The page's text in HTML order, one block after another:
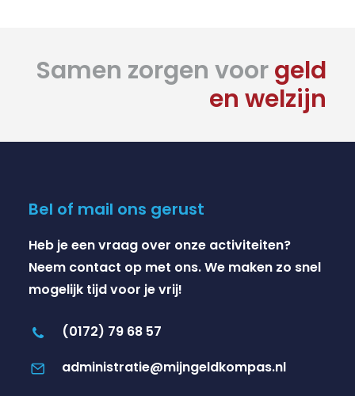
Samen zorgen voorgeld
en welzijn
Bel of mail ons gerust
Heb je een vraag over onze activiteiten?
Neem contact op met ons. We maken zo snel
mogelijk tijd voor je vrij!
(0172) 79 68 57
administratie@mijngeldkompas.nl